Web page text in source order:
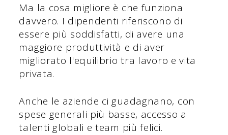
Ma la cosa migliore è che funziona
davvero. I dipendenti riferiscono di
essere più soddisfatti, di avere una
maggiore produttività e di aver
migliorato l'equilibrio tra lavoro e vita
privata.
Anche le aziende ci guadagnano, con
spese generali più basse, accesso a
talenti globali e team più felici.